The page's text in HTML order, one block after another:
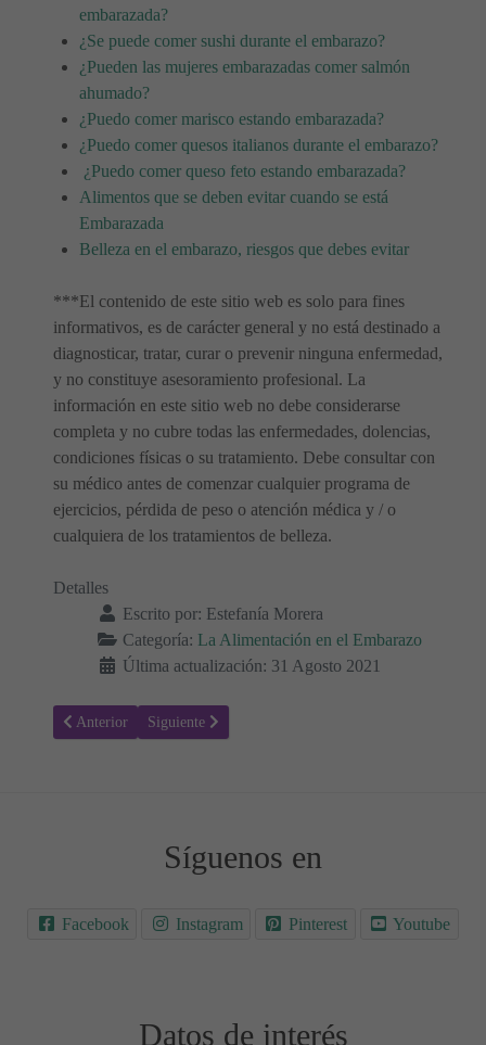
embarazada?
¿Se puede comer sushi durante el embarazo?
¿Pueden las mujeres embarazadas comer salmón
ahumado?
¿Puedo comer marisco estando embarazada?
¿Puedo comer quesos italianos durante el embarazo?
¿Puedo comer queso feto estando embarazada?
Alimentos que se deben evitar cuando se está
Embarazada
Belleza en el embarazo, riesgos que debes evitar
***El contenido de este sitio web es solo para fines
informativos, es de carácter general y no está destinado a
diagnosticar, tratar, curar o prevenir ninguna enfermedad,
y no constituye asesoramiento profesional. La
información en este sitio web no debe considerarse
completa y no cubre todas las enfermedades, dolencias,
condiciones físicas o su tratamiento. Debe consultar con
su médico antes de comenzar cualquier programa de
ejercicios, pérdida de peso o atención médica y / o
cualquiera de los tratamientos de belleza.
Detalles
Escrito por: Estefanía Morera
Categoría: La Alimentación en el Embarazo
Última actualización: 31 Agosto 2021
Artículo anterior: ¿Puedo comer quesos italianos durante el
Anterior Artículo siguiente: ¿Por qué es tan importante el Yodo
Siguiente
Síguenos en
Facebook Instagram Pinterest Youtube
Datos de interés